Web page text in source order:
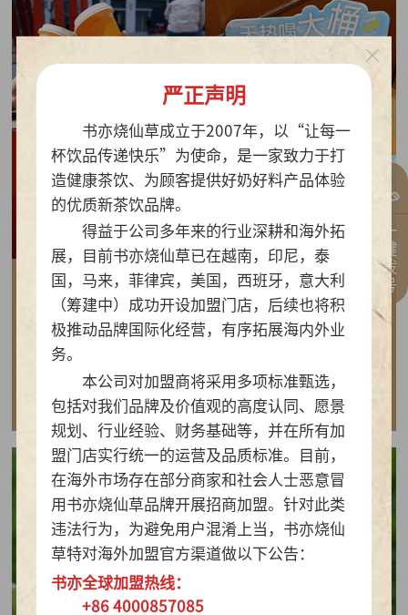
一键拨号
2026-07-30
做实亲民茶饮！书亦烧仙草以“有料品类之王”拿
下2026新茶饮TOP10
查看详情
严正声明
书亦烧仙草成立于2007年，以“让每一
杯饮品传递快乐”为使命，是一家致力于打
造健康茶饮、为顾客提供好奶好料产品体验
的优质新茶饮品牌。
得益于公司多年来的行业深耕和海外拓
展，目前书亦烧仙草已在越南，印尼，泰
国，马来，菲律宾，美国，西班牙，意大利
（筹建中）成功开设加盟门店，后续也将积
极推动品牌国际化经营，有序拓展海内外业
务。
本公司对加盟商将采用多项标准甄选，
包括对我们品牌及价值观的高度认同、愿景
规划、行业经验、财务基础等，并在所有加
盟门店实行统一的运营及品质标准。目前，
在海外市场存在部分商家和社会人士恶意冒
用书亦烧仙草品牌开展招商加盟。针对此类
违法行为，为避免用户混淆上当，书亦烧仙
草特对海外加盟官方渠道做以下公告：
书亦全球加盟热线：
+86 4000857085